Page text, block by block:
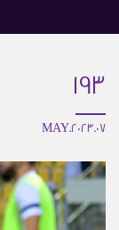
193
07.MAY.2023